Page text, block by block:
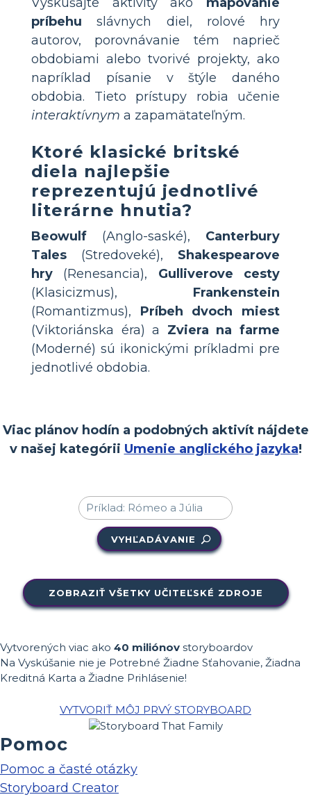
príbehu slávnych diel, rolové hry
autorov, porovnávanie tém naprieč
obdobiami alebo tvorivé projekty, ako
napríklad písanie v štýle daného
obdobia. Tieto prístupy robia učenie
interaktívnym a zapamätateľným.
Ktoré klasické britské
diela najlepšie
reprezentujú jednotlivé
literárne hnutia?
Beowulf (Anglo-saské), Canterbury
Tales (Stredoveké), Shakespearove
hry (Renesancia), Gulliverove cesty
(Klasicizmus), Frankenstein
(Romantizmus), Príbeh dvoch miest
(Viktoriánska éra) a Zviera na farme
(Moderné) sú ikonickými príkladmi pre
jednotlivé obdobia.
Viac plánov hodín a podobných aktivít nájdete
v našej kategórii Umenie anglického jazyka!
VYHĽADÁVANIE
ZOBRAZIŤ VŠETKY UČITEĽSKÉ ZDROJE
Vytvorených viac ako 40 miliónov storyboardov
Na Vyskúšanie nie je Potrebné Žiadne Sťahovanie, Žiadna
Kreditná Karta a Žiadne Prihlásenie!
VYTVORIŤ MÔJ PRVÝ STORYBOARD
Pomoc
Pomoc a časté otázky
Storyboard Creator